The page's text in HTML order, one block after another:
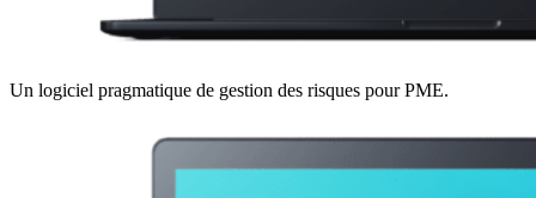
Un logiciel pragmatique de gestion des risques pour PME.